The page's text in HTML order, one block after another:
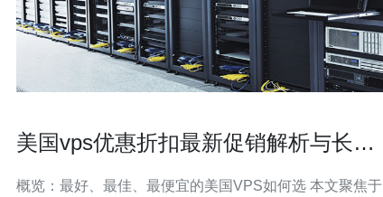
美国vps优惠折扣最新促销解析与长期
概览：最好、最佳、最便宜的美国VPS如何选 本文聚焦于